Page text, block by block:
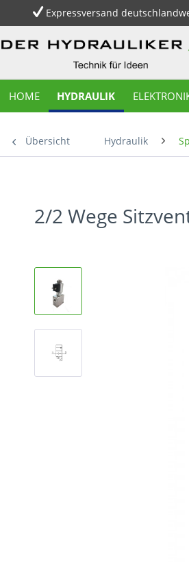
Expressversand
HOME HYDRAULIK
Übersicht Hydraulik
2/2 Wege